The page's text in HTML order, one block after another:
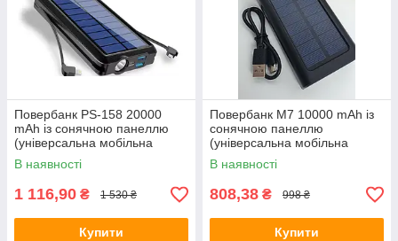
Повербанк PS-158 20000
mAh із сонячною панеллю
(універсальна мобільна
батарея Power Bank)
В наявності
1 116,90 ₴ 1 530 ₴
Купити
Повербанк М7 10000 mAh із
сонячною панеллю
(універсальна мобільна
батарея Power Bank)
В наявності
808,38 ₴ 998 ₴
Купити